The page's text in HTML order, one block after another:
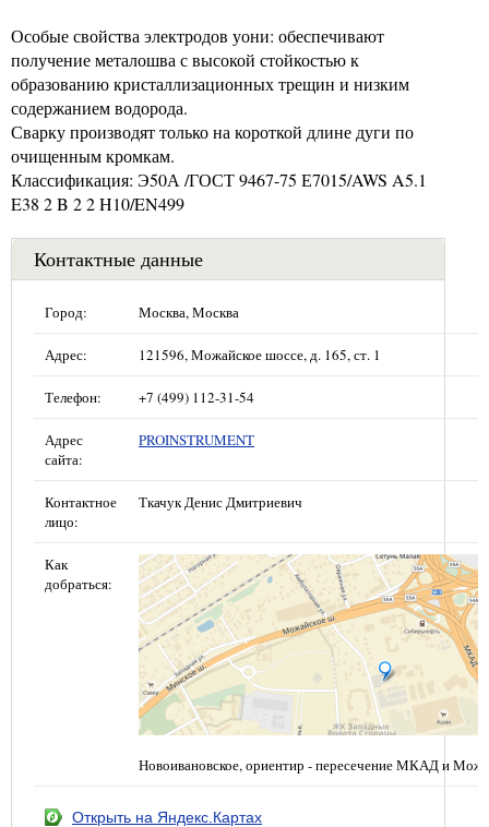
Особые свойства электродов уони: обеспечивают
получение металошва с высокой стойкостью к
образованию кристаллизационных трещин и низким
содержанием водорода.
Сварку производят только на короткой длине дуги по
очищенным кромкам.
Классификация: Э50А /ГОСТ 9467-75 Е7015/AWS A5.1
E38 2 B 2 2 H10/EN499
Контактные данные
Город: Москва, Москва
Адрес: 121596, Можайское шоссе, д. 165, ст. 1
Телефон: +7 (499) 112-31-54
Адрес
сайта:
PROINSTRUMENT
Контактное
лицо:
Ткачук Денис Дмитриевич
Как
добраться:
Новоивановское, ориентир - пересечение МКАД и
Открыть на Яндекс.Картах